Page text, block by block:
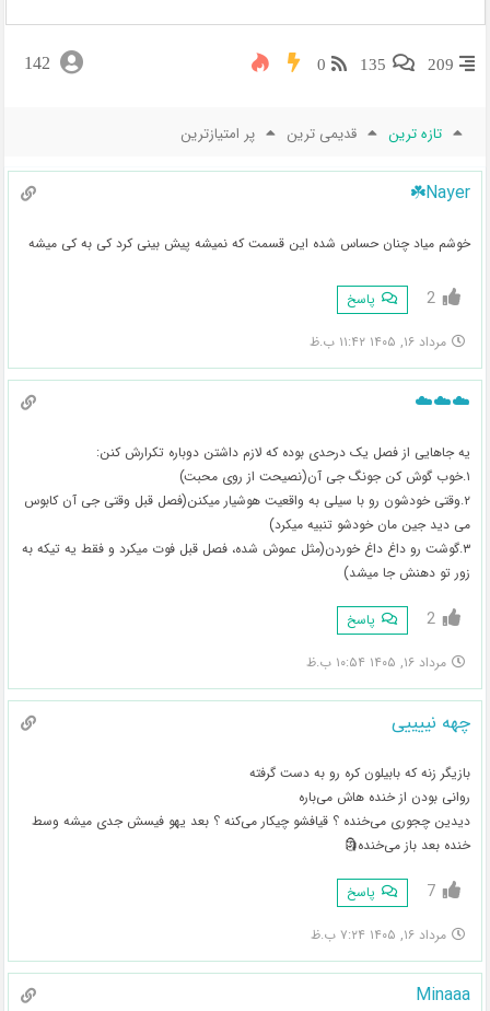
209
135
0
142
تازه ترین قدیمی ترین پر امتیازترین
Nayer☘️
خوشم میاد چنان حساس شده این قسمت که نمیشه پیش بینی کرد کی به کی میشه
2 پاسخ
مرداد ۱۶, ۱۴۰۵ ۱۱:۴۲ ب.ظ
☁️☁️☁️
یه جاهایی از فصل یک درحدی بوده که لازم داشتن دوباره تکرارش کنن:
۱.خوب گوش کن جونگ جی آن(نصیحت از روی محبت)
۲.وقتی خودشون رو با سیلی به واقعیت هوشیار میکنن(فصل قبل وقتی جی آن کابوس
می دید جین مان خودشو تنبیه میکرد)
۳.گوشت رو داغ داغ خوردن(مثل عموش شده، فصل قبل فوت میکرد و فقط یه تیکه به
زور تو دهنش جا میشد)
2 پاسخ
مرداد ۱۶, ۱۴۰۵ ۱۰:۵۴ ب.ظ
چهه نییییی
بازیگر زنه که بابیلون کره رو به دست گرفته
روانی بودن از خنده هاش می‌باره
دیدین چجوری می‌خنده ؟ قیافشو چیکار می‌کنه ؟ بعد یهو فیسش جدی میشه وسط
خنده بعد باز می‌خنده🗿
7 پاسخ
مرداد ۱۶, ۱۴۰۵ ۷:۲۴ ب.ظ
Minaaa